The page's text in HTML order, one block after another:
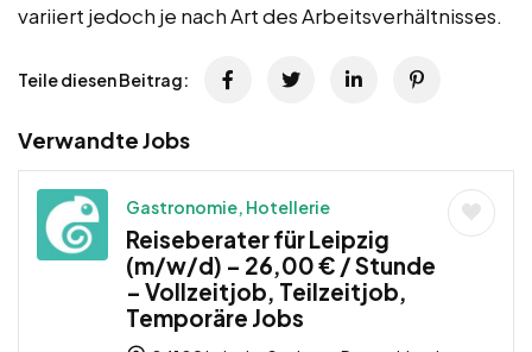
variiert jedoch je nach Art des Arbeitsverhältnisses.
Teile diesen Beitrag:
Verwandte Jobs
Gastronomie, Hotellerie
Reiseberater für Leipzig
(m/w/d) – 26,00 € / Stunde
– Vollzeitjob, Teilzeitjob,
Temporäre Jobs